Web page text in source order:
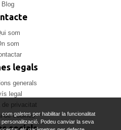
Blog
som
som
legals
generals
legal
de privacitat
de cookies
socials
galetes per habilitar la funcionalitat
Podeu canviar la seva